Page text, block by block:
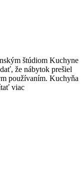
štúdiom Kuchyne
že nábytok prešiel
používaním. Kuchyňa
viac